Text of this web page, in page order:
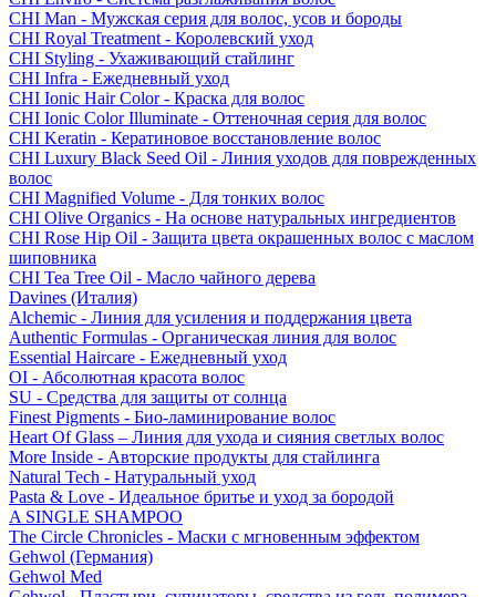
CHI Man - Мужская серия для волос, усов и бороды
CHI Royal Treatment - Королевский уход
CHI Styling - Ухаживающий стайлинг
CHI Infra - Ежедневный уход
CHI Ionic Hair Color - Краска для волос
CHI Ionic Color Illuminate - Оттеночная серия для волос
CHI Keratin - Кератиновое восстановление волос
CHI Luxury Black Seed Oil - Линия уходов для поврежденных
волос
CHI Magnified Volume - Для тонких волос
CHI Olive Organics - На основе натуральных ингредиентов
CHI Rose Hip Oil - Защита цвета окрашенных волос с маслом
шиповника
CHI Tea Tree Oil - Масло чайного дерева
Davines (Италия)
Alchemic - Линия для усиления и поддержания цвета
Authentic Formulas - Органическая линия для волос
Essential Haircare - Eжедневный уход
OI - Абсолютная красота волос
SU - Средства для защиты от солнца
Finest Pigments - Био-ламинирование волос
Heart Of Glass – Линия для ухода и сияния светлых волос
More Inside - Авторские продукты для стайлинга
Natural Tech - Натуральный уход
Pasta & Love - Идеальное бритье и уход за бородой
A SINGLE SHAMPOO
The Circle Chronicles - Маски с мгновенным эффектом
Gehwol (Германия)
Gehwol Med